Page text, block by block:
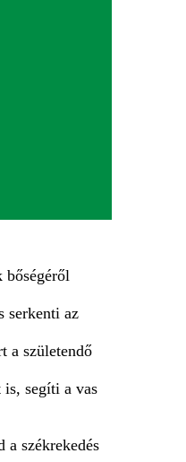
bőségéről
serkenti az
a születendő
segíti a vas
a székrekedés